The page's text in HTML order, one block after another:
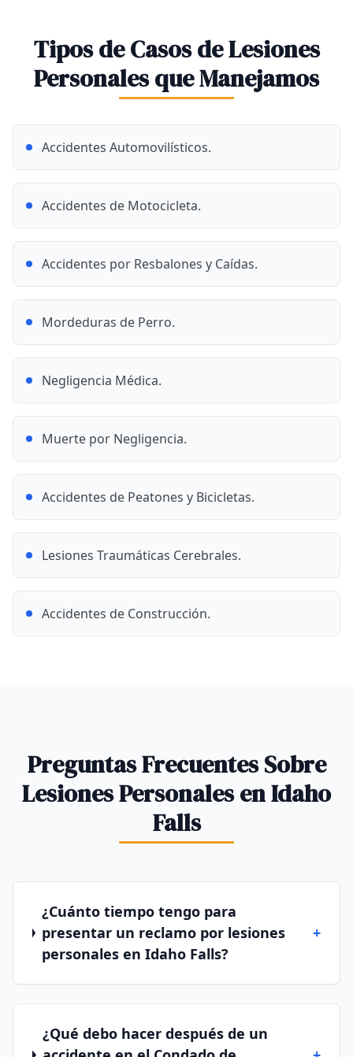
Tipos de Casos de Lesiones
Personales que Manejamos
Accidentes Automovilísticos.
Accidentes de Motocicleta.
Accidentes por Resbalones y Caídas.
Mordeduras de Perro.
Negligencia Médica.
Muerte por Negligencia.
Accidentes de Peatones y Bicicletas.
Lesiones Traumáticas Cerebrales.
Accidentes de Construcción.
Preguntas Frecuentes Sobre
Lesiones Personales en Idaho
Falls
¿Cuánto tiempo tengo para
presentar un reclamo por lesiones
personales en Idaho Falls?
+
¿Qué debo hacer después de un